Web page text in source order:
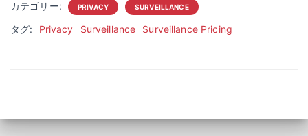
カテゴリー: PRIVACY SURVEILLANCE
タグ: Privacy Surveillance Surveillance Pricing